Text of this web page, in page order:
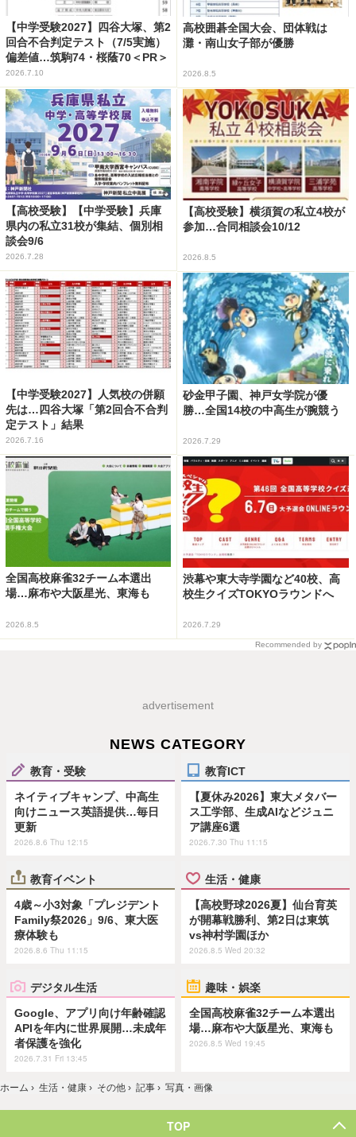
【中学受験2027】四谷大塚、第2
回合不合判定テスト（7/5実施）
偏差値…筑駒74・桜蔭70＜PR＞
2026.7.10
高校囲碁全国大会、団体戦は
灘・南山女子部が優勝
2026.8.5
【高校受験】【中学受験】兵庫
県内の私立31校が集結、個別相
談会9/6
2026.7.28
【高校受験】横須賀の私立4校が
参加…合同相談会10/12
2026.8.5
【中学受験2027】人気校の併願
先は…四谷大塚「第2回合不合判
定テスト」結果
2026.7.16
砂金甲子園、神戸女学院が優
勝…全国14校の中高生が腕競う
2026.7.29
全国高校麻雀32チーム本選出
場…麻布や大阪星光、東海も
2026.8.5
渋幕や東大寺学園など40校、高
校生クイズTOKYOラウンドへ
2026.7.29
Recommended by
advertisement
NEWS CATEGORY
教育・受験
ネイティブキャンプ、中高生
向けニュース英語提供…毎日
更新
2026.8.6 Thu 12:15
教育ICT
【夏休み2026】東大メタバー
ス工学部、生成AIなどジュニ
ア講座6選
2026.7.30 Thu 11:15
教育イベント
4歳～小3対象「プレジデント
Family祭2026」9/6、東大医
療体験も
2026.8.6 Thu 11:15
生活・健康
【高校野球2026夏】仙台育英
が開幕戦勝利、第2日は東筑
vs神村学園ほか
2026.8.5 Wed 20:32
デジタル生活
Google、アプリ向け年齢確認
APIを年内に世界展開…未成年
者保護を強化
2026.7.31 Fri 13:45
趣味・娯楽
全国高校麻雀32チーム本選出
場…麻布や大阪星光、東海も
2026.8.5 Wed 19:45
ホーム › 生活・健康 › その他 › 記事 › 写真・画像
TOP